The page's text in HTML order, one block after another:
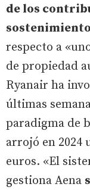
de los
respecto a
de propiedad
Ryanair ha
últimas
paradigma de
arrojó en 2024
euros. «El
gestiona Aena